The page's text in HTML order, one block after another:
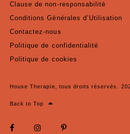
Clause de non-responsabilité
Conditions Générales d’Utilisation
Contactez-nous
Politique de confidentialité
Politique de cookies
House Therapie, tous droits réservés.
Back to Top